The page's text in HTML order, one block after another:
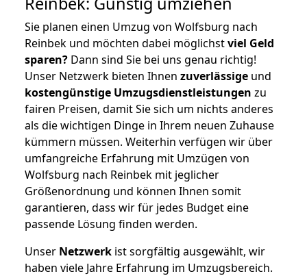
Sie planen einen Umzug von Wolfsburg nach
Reinbek und möchten dabei möglichstviel Geld
sparen? Dann sind Sie bei uns genau richtig!
Unser Netzwerk bieten Ihnen zuverlässige und
kostengünstige Umzugsdienstleistungen zu
fairen Preisen, damit Sie sich um nichts anderes
als die wichtigen Dinge in Ihrem neuen Zuhause
kümmern müssen. Weiterhin verfügen wir über
umfangreiche Erfahrung mit Umzügen von
Wolfsburg nach Reinbek mit jeglicher
Größenordnung und können Ihnen somit
garantieren, dass wir für jedes Budget eine
passende Lösung finden werden.
Unser Netzwerk ist sorgfältig ausgewählt, wir
haben viele Jahre Erfahrung im Umzugsbereich.